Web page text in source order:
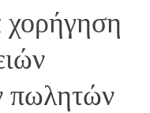
πωλητών